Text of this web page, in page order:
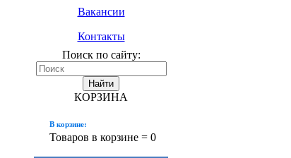
Вакансии
Контакты
Поиск по сайту:
Найти
КОРЗИНА
В корзине:
Товаров в корзине = 0